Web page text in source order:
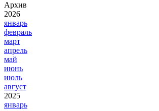
Архив
2026
январь
февраль
март
апрель
май
июнь
июль
август
2025
январь